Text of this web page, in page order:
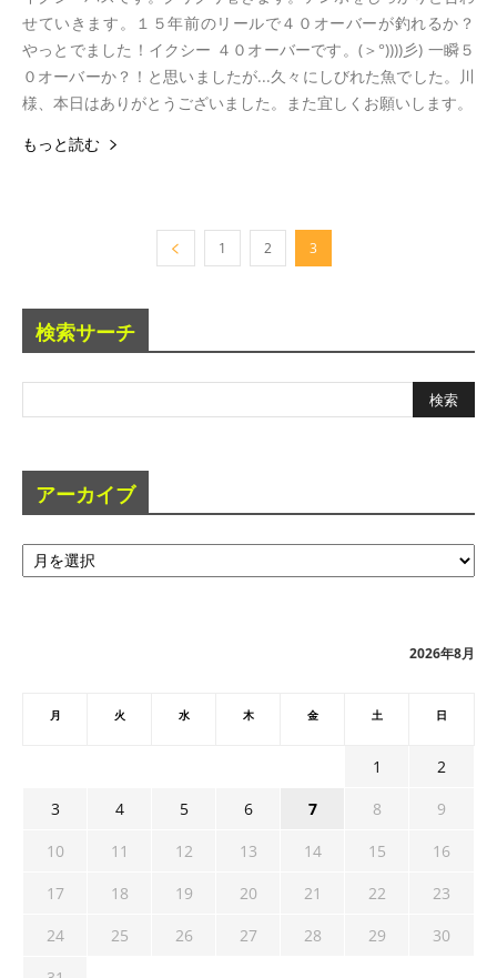
せていきます。１５年前のリールで４０オーバーが釣れるか？
やっとでました！イクシー ４０オーバーです。(＞°))))彡) 一瞬５
０オーバーか？！と思いましたが...久々にしびれた魚でした。川
様、本日はありがとうございました。また宜しくお願いします。
もっと読む
1 2 3
検索サーチ
アーカイブ
ア
ー
2026年8月
月 火 水 木 金 土 日
1
2
3
4 5 6 7 8
9
10
11 12 13 14 15
16
17
18 19 20 21 22
23
24
25 26 27 28 29
30